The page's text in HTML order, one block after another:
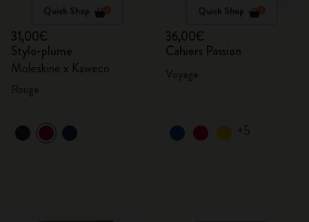
Quick Shop
31,00€
Stylo-plume
Moleskine x Kaweco
Quick Shop
36,00€
Cahiers Passion
+5